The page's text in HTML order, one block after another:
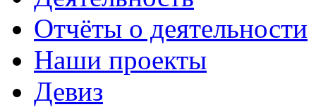
Отчёты о деятельности
Наши проекты
Девиз